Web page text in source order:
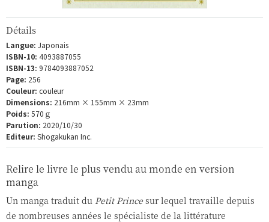
Détails
Langue: Japonais
ISBN-10: 4093887055
ISBN-13: 9784093887052
Page: 256
Couleur: couleur
Dimensions: 216mm × 155mm × 23mm
Poids: 570ｇ
Parution: 2020/10/30
Editeur: Shogakukan Inc.
Relire le livre le plus vendu au monde en version
manga
Un manga traduit du Petit Princesur lequel travaille depuis
de nombreuses années le spécialiste de la littérature